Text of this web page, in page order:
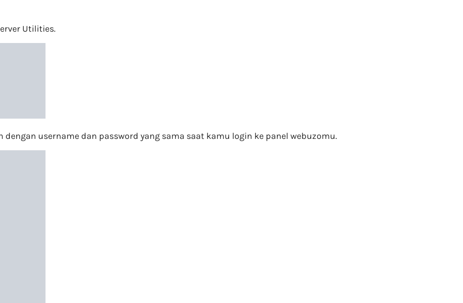
Utilities.
dengan username dan password yang sama saat kamu login ke panel webuzomu.